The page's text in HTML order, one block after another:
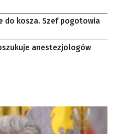
do kosza. Szef pogotowia
anestezjologów